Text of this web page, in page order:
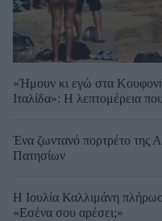
«Ήμουν κι εγώ στα
Ιταλίδα»: Η λεπτομέρεια
Ένα ζωντανό πορτρέτο της
Πατησίων
Η Ιουλία Καλλιμάνη
«Εσένα σου αρέσει;»